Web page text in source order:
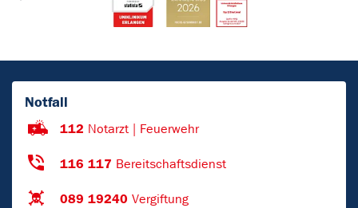
Notfall
112 Notarzt | Feuerwehr
116 117 Bereitschaftsdienst
089 19240 Vergiftung